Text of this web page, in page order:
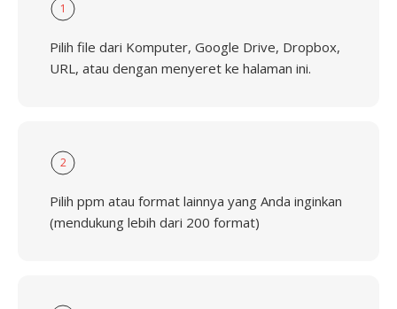
1
Pilih file dari Komputer, Google Drive, Dropbox,
URL, atau dengan menyeret ke halaman ini.
2
Pilih ppm atau format lainnya yang Anda inginkan
(mendukung lebih dari 200 format)